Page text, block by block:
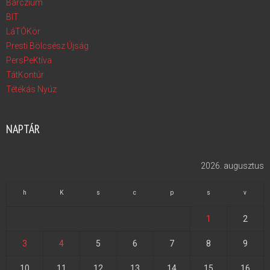
Bárczium
BIT
LáTÓKör
Presti Bölcsész Újság
PersPeKtíva
TátKontúr
Tétékás Nyúz
NAPTÁR
2026. augusztus
h K s c p s v
1 2
3 4 5 6 7 8 9
10 11 12 13 14 15 16